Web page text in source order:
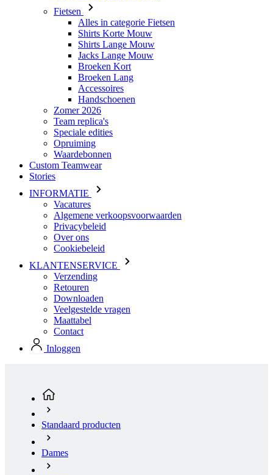
Fietsen
Alles in categorie Fietsen
Shirts Korte Mouw
Shirts Lange Mouw
Jacks Lange Mouw
Broeken Kort
Broeken Lang
Accessoires
Handschoenen
Zomer 2026
Team replica's
Speciale edities
Opruiming
Waardebonnen
Custom Teamwear
Stories
INFORMATIE
Vacatures
Algemene verkoopsvoorwaarden
Privacybeleid
Over ons
Cookiebeleid
KLANTENSERVICE
Verzending
Retouren
Downloaden
Veelgestelde vragen
Maattabel
Contact
Inloggen
Standaard producten
Dames